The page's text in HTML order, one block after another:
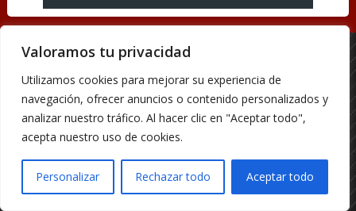
Valoramos tu privacidad
Utilizamos cookies para mejorar su experiencia de
navegación, ofrecer anuncios o contenido personalizados y
analizar nuestro tráfico. Al hacer clic en "Aceptar todo",
acepta nuestro uso de cookies.
Personalizar Rechazar todo Aceptar todo
Página de Contacto
Política de Privacidad
Términos y Condiciones
Blog de Pelis
Copyright © 2026.
Theme byMyThemeShop